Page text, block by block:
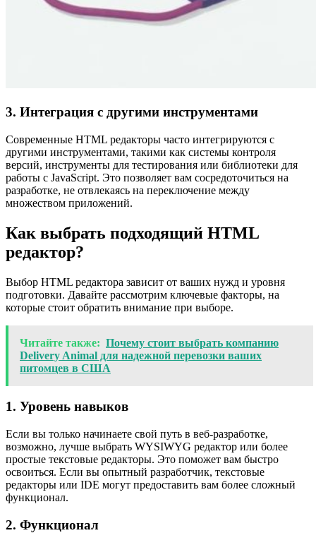
3. Интеграция с другими инструментами
Современные HTML редакторы часто интегрируются с
другими инструментами, такими как системы контроля
версий, инструменты для тестирования или библиотеки для
работы с JavaScript. Это позволяет вам сосредоточиться на
разработке, не отвлекаясь на переключение между
множеством приложений.
Как выбрать подходящий HTML
редактор?
Выбор HTML редактора зависит от ваших нужд и уровня
подготовки. Давайте рассмотрим ключевые факторы, на
которые стоит обратить внимание при выборе.
Читайте также: Почему стоит выбрать компанию
Delivery Animal для надежной перевозки ваших
питомцев в США
1. Уровень навыков
Если вы только начинаете свой путь в веб-разработке,
возможно, лучше выбрать WYSIWYG редактор или более
простые текстовые редакторы. Это поможет вам быстро
освоиться. Если вы опытный разработчик, текстовые
редакторы или IDE могут предоставить вам более сложный
функционал.
2. Функционал